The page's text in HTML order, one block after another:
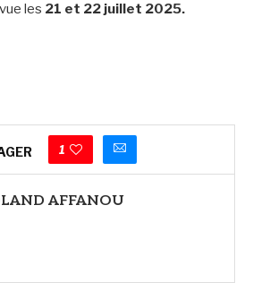
les 21 et 22 juillet 2025.
1
AFFANOU